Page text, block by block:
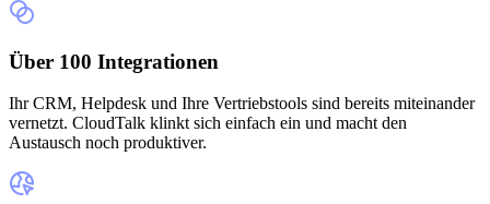
Über 100 Integrationen
Ihr CRM, Helpdesk und Ihre Vertriebstools sind bereits miteinander
vernetzt. CloudTalk klinkt sich einfach ein und macht den
Austausch noch produktiver.